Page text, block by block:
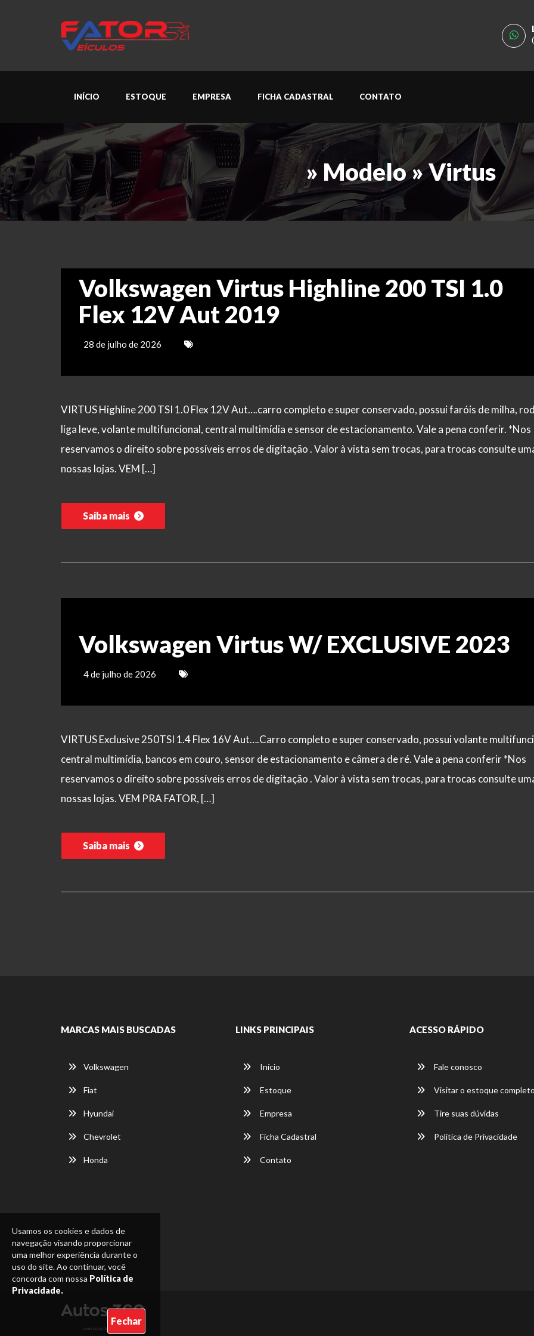
Usamos os cookies e dados de
navegação visando proporcionar
uma melhor experiência durante o
uso do site. Ao continuar, você
concorda com nossa Política de
Privacidade.
Fechar
INÍCIO ESTOQUE EMPRESA FICHA CADASTRAL CONTATO
» Modelo » Virtus
Volkswagen Virtus Highline 200 TSI 1.0
Flex 12V Aut 2019
28 de julho de 2026
VIRTUS Highline 200 TSI 1.0 Flex 12V Aut….carro completo e super conservado, possui faróis de milha,
liga leve, volante multifuncional, central multimídia e sensor de estacionamento. Vale a pena conferir. *Nos
reservamos o direito sobre possíveis erros de digitação . Valor à vista sem trocas, para trocas consulte
nossas lojas. VEM […]
Saiba mais
Volkswagen Virtus W/ EXCLUSIVE 2023
4 de julho de 2026
VIRTUS Exclusive 250TSI 1.4 Flex 16V Aut….Carro completo e super conservado, possui volante
central multimídia, bancos em couro, sensor de estacionamento e câmera de ré. Vale a pena conferir *Nos
reservamos o direito sobre possíveis erros de digitação . Valor à vista sem trocas, para trocas consulte
nossas lojas. VEM PRA FATOR, […]
Saiba mais
MARCAS MAIS BUSCADAS
Volkswagen
Fiat
Hyundai
Chevrolet
Honda
LINKS PRINCIPAIS
Início
Estoque
Empresa
Ficha Cadastral
Contato
ACESSO RÁPIDO
Fale conosco
Visitar o estoque completo
Tire suas dúvidas
Política de Privacidade